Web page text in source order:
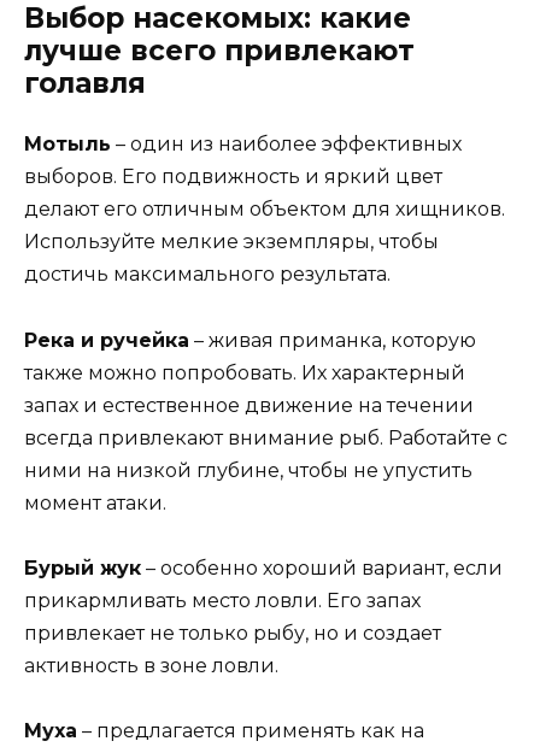
Выбор насекомых: какие
лучше всего привлекают
голавля
Мотыль – один из наиболее эффективных
выборов. Его подвижность и яркий цвет
делают его отличным объектом для хищников.
Используйте мелкие экземпляры, чтобы
достичь максимального результата.
Река и ручейка – живая приманка, которую
также можно попробовать. Их характерный
запах и естественное движение на течении
всегда привлекают внимание рыб. Работайте с
ними на низкой глубине, чтобы не упустить
момент атаки.
Бурый жук – особенно хороший вариант, если
прикармливать место ловли. Его запах
привлекает не только рыбу, но и создает
активность в зоне ловли.
Муха – предлагается применять как на